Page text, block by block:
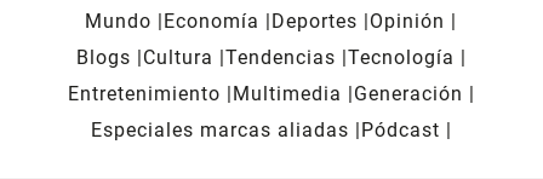
Mundo Economía Deportes
Opinión
Blogs
Cultura Tendencias Tecnología
Entretenimiento
Multimedia
Generación
Especiales marcas aliadas
Pódcast